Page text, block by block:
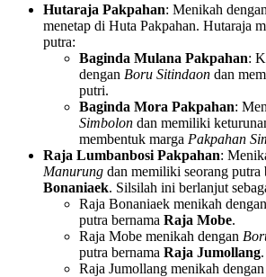
Hutaraja Pakpahan: Menikah dengan
menetap di Huta Pakpahan. Hutaraja
putra:
Baginda Mulana Pakpahan:
dengan Boru Sitindaon dan
putri.
Baginda Mora Pakpahan:
Simbolon dan memiliki
membentuk marga Pakpahan
Raja Lumbanbosi Pakpahan:
Manurung dan memiliki seorang putra
Bonaniaek. Silsilah ini berlanjut
Raja Bonaniaek menikah dengan
putra bernama Raja Mobe.
Raja Mobe menikah dengan
putra bernama Raja Jumollang.
Raja Jumollang menikah dengan